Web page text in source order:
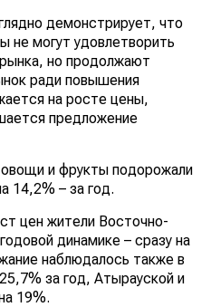
демонстрирует, что
могут удовлетворить
но продолжают
ради повышения
на росте цены,
предложение
и фрукты подорожали
14,2% – за год.
цен жители Восточно-
динамике – сразу на
наблюдалось также в
за год, Атырауской и
19%.